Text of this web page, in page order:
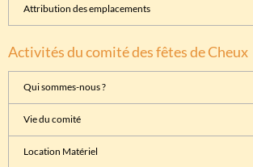
Attribution des emplacements
Activités du comité des fêtes de Cheux
Qui sommes-nous ?
Vie du comité
Location Matériel